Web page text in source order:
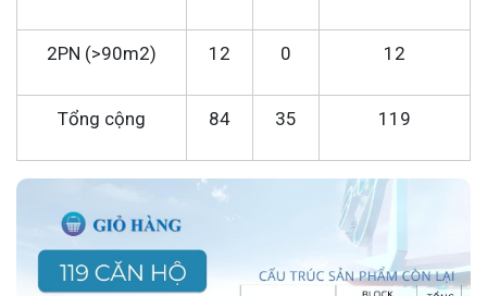
2PN (>90m2) 12 0 12
Tổng cộng 84 35 119